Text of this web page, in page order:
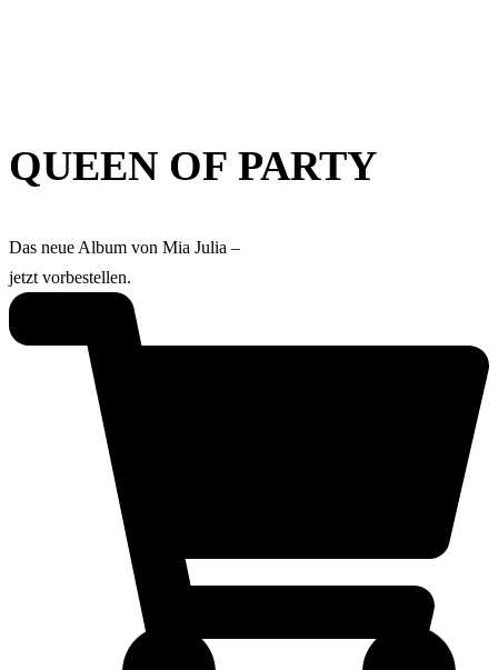
QUEEN OF PARTY
Das neue Album von Mia Julia –
jetzt vorbestellen.